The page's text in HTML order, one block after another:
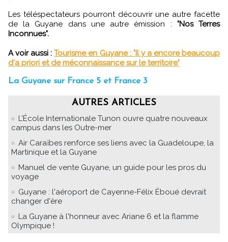
Les téléspectateurs pourront découvrir une autre facette
de la Guyane dans une autre émission : "Nos Terres
Inconnues".
A voir aussi : Tourisme en Guyane : "Il y a encore beaucoup
d'a priori et de méconnaissance sur le territoire"
La Guyane sur France 5 et France 3
AUTRES ARTICLES
L’École Internationale Tunon ouvre quatre nouveaux
campus dans les Outre-mer
Air Caraïbes renforce ses liens avec la Guadeloupe, la
Martinique et la Guyane
Manuel de vente Guyane, un guide pour les pros du
voyage
Guyane : l'aéroport de Cayenne-Félix Éboué devrait
changer d'ère
La Guyane à l'honneur avec Ariane 6 et la flamme
Olympique !